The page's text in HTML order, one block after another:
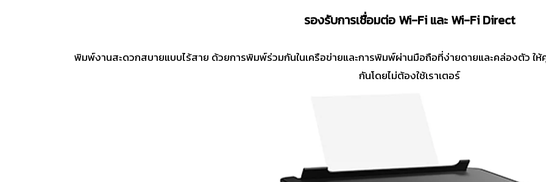
รองรับการเชื่อมต่อ Wi-Fi และ Wi-Fi Direct
พิมพ์งานสะดวกสบายแบบไร้สาย ด้วยการพิมพ์ร่วมกันในเครือข่ายและการพิมพ์ผ่านมือถือที่ง่ายดายและคล่องตัว
กันโดยไม่ต้องใช้เราเตอร์